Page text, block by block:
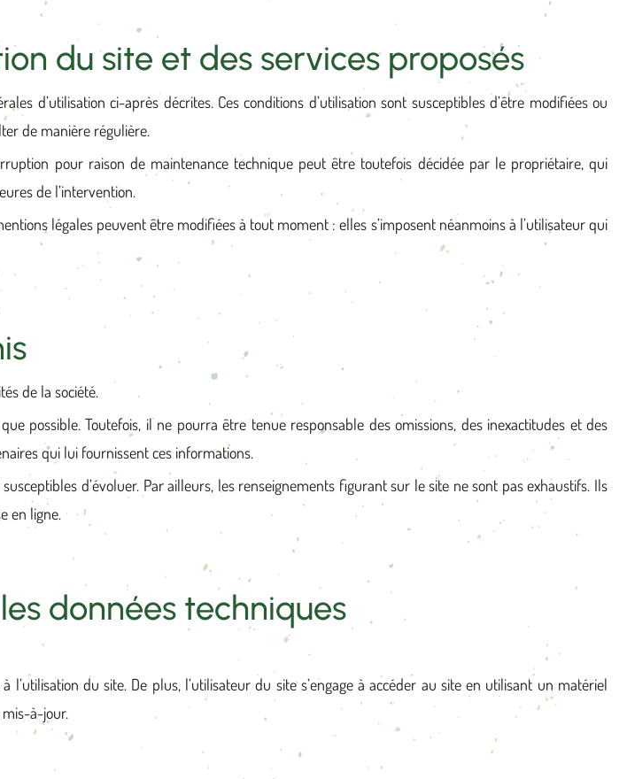
du site et des services proposés
d’utilisation ci-après décrites. Ces conditions d’utilisation sont susceptibles d’être modifiées ou
de manière régulière.
pour raison de maintenance technique peut être toutefois décidée par le propriétaire, qui
de l’intervention.
légales peuvent être modifiées à tout moment : elles s’imposent néanmoins à l’utilisateur qui
de la société.
possible. Toutefois, il ne pourra être tenue responsable des omissions, des inexactitudes et des
qui lui fournissent ces informations.
d’évoluer. Par ailleurs, les renseignements figurant sur le site ne sont pas exhaustifs. Ils
en ligne.
données techniques
du site. De plus, l’utilisateur du site s’engage à accéder au site en utilisant un matériel
à-jour.